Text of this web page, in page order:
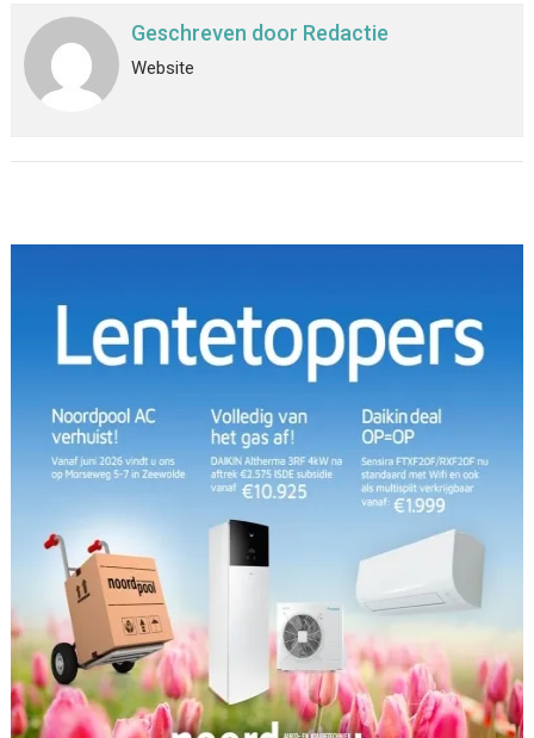
Geschreven door Redactie
Website